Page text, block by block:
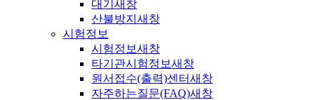
대기 새창
산불방지 새창
시험정보
시험정보새창
타기관시험정보새창
원서접수(출력)센터새창
자주하는질문(FAQ)새창